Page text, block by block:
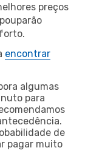
preços
encontrar
algumas
para
de
pagar muito